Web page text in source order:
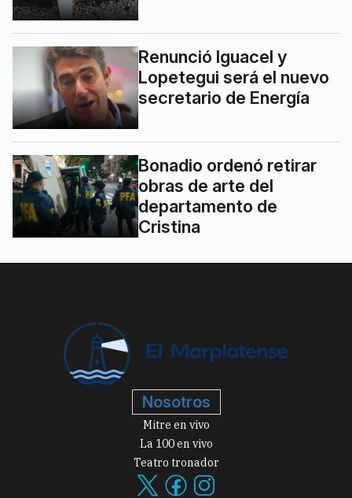
Renunció Iguacel y
Lopetegui será el nuevo
secretario de Energía
Bonadio ordenó retirar
obras de arte del
departamento de
Cristina
Nosotros
Mitre en vivo
La 100 en vivo
Teatro tronador